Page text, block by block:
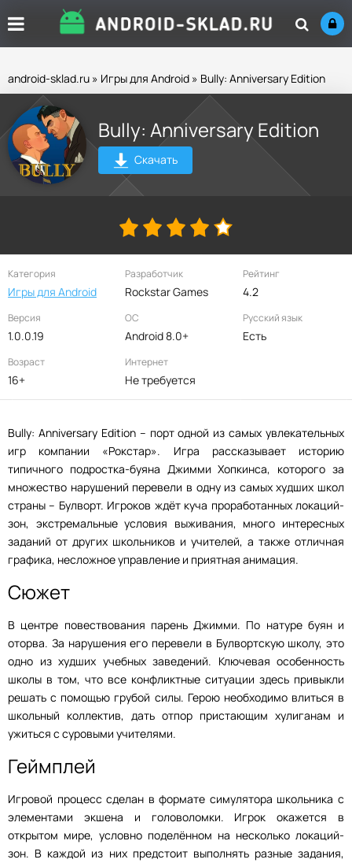
android-sklad.ru » Игры для Android » Bully: Anniversary Edition
Bully: Anniversary Edition
Скачать
Категория
Игры для Android
Разработчик
Rockstar Games
Рейтинг
4.2
Версия
1.0.0.19
ОС
Android 8.0+
Русский язык
Есть
Возраст
16+
Интернет
Не требуется
Bully: Anniversary Edition – порт одной из самых увлекательных
игр компании «Рокстар». Игра рассказывает историю
типичного подростка-буяна Джимми Хопкинса, которого за
множество нарушений перевели в одну из самых худших школ
страны – Булворт. Игроков ждёт куча проработанных локаций-
зон, экстремальные условия выживания, много интересных
заданий от других школьников и учителей, а также отличная
графика, несложное управление и приятная анимация.
Сюжет
В центре повествования парень Джимми. По натуре буян и
оторва. За нарушения его перевели в Булвортскую школу, это
одно из худших учебных заведений. Ключевая особенность
школы в том, что все конфликтные ситуации здесь привыкли
решать с помощью грубой силы. Герою необходимо влиться в
школьный коллектив, дать отпор пристающим хулиганам и
ужиться с суровыми учителями.
Геймплей
Игровой процесс сделан в формате симулятора школьника с
элементами экшена и головоломки. Игрок окажется в
открытом мире, условно поделённом на несколько локаций-
зон. В каждой из них предстоит выполнять разные задания,